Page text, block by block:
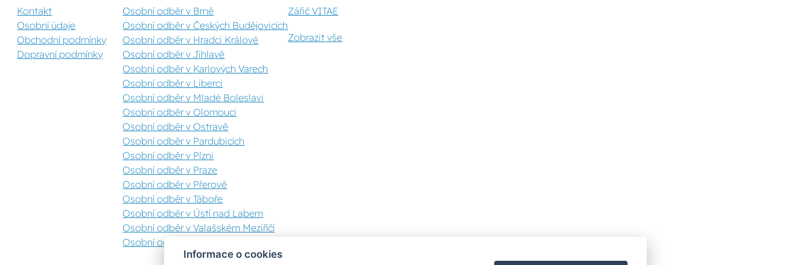
Kontakt
Osobní údaje
Obchodní podmínky
Dopravní podmínky
Osobní odběr v Brně
Osobní odběr v Českých Budějovicích
Osobní odběr v Hradci Králové
Osobní odběr v Jihlavě
Osobní odběr v Karlových Varech
Osobní odběr v Liberci
Osobní odběr v Mladé Boleslavi
Osobní odběr v Olomouci
Osobní odběr v Ostravě
Osobní odběr v Pardubicích
Osobní odběr v Plzni
Osobní odběr v Praze
Osobní odběr v Přerově
Osobní odběr v Táboře
Osobní odběr v Ústí nad Labem
Osobní odběr v Valašském Meziříčí
Osobní odběr v Zlíně
Zářič VITAE
Zobrazit vše
Informace o cookies